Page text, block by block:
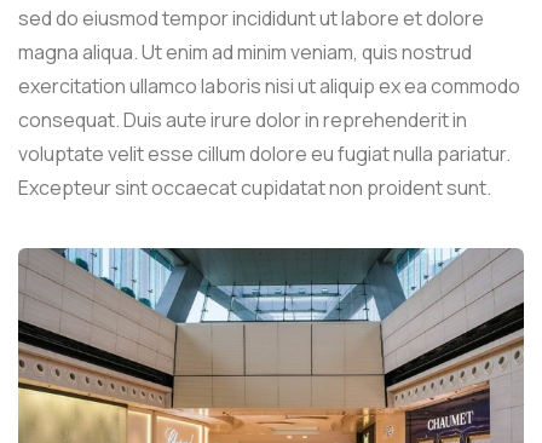
sed do eiusmod tempor incididunt ut labore et dolore
magna aliqua. Ut enim ad minim veniam, quis nostrud
exercitation ullamco laboris nisi ut aliquip ex ea commodo
consequat. Duis aute irure dolor in reprehenderit in
voluptate velit esse cillum dolore eu fugiat nulla pariatur.
Excepteur sint occaecat cupidatat non proident sunt.